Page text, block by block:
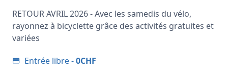
RETOUR AVRIL 2026 - Avec les samedis du vélo,
rayonnez à bicyclette grâce des activités gratuites et
variées
Entrée libre -0CHF